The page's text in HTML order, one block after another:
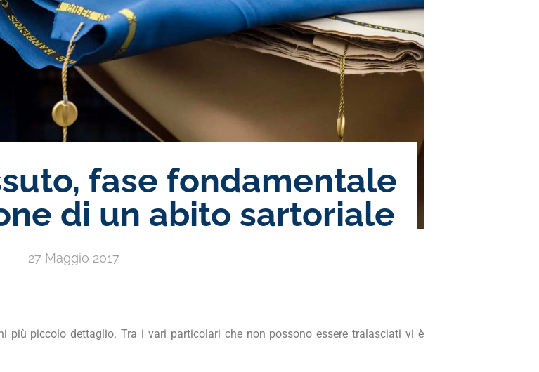
fase fondamentale
di un abito sartoriale
27 Maggio 2017
piccolo dettaglio. Tra i vari particolari che non possono essere tralasciati vi è